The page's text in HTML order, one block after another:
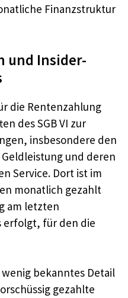
Finanzstruktur
und Insider-
die Rentenzahlung
des SGB VI zur
insbesondere den
und deren
Service. Dort ist im
monatlich gezahlt
am letzten
erfolgt, für den die
bekanntes Detail
gezahlte